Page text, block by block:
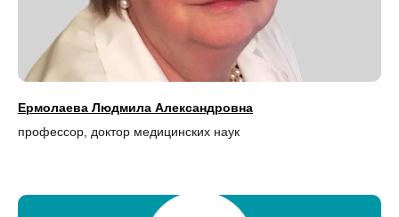
Ермолаева Людмила Александровна
профессор, доктор медицинских наук